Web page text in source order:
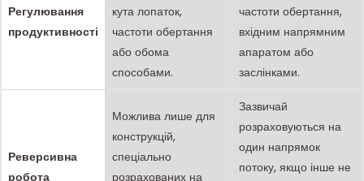
Регулювання
продуктивності
кута лопаток,
частоти обертання
або обома
способами.
частоти обертання,
вхідним напрямним
апаратом або
заслінками.
Реверсивна
робота
Можлива лише для
конструкцій,
спеціально
розрахованих на
Зазвичай
розраховуються на
один напрямок
потоку, якщо інше не